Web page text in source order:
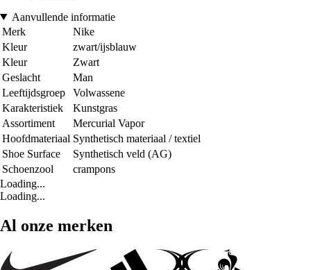
Aanvullende informatie
Merk
Nike
Kleur
zwart/ijsblauw
Kleur
Zwart
Geslacht
Man
Leeftijdsgroep
Volwassene
Karakteristiek
Kunstgras
Assortiment
Mercurial Vapor
Hoofdmateriaal Synthetisch materiaal / textiel
Shoe Surface
Synthetisch veld (AG)
Schoenzool
crampons
Loading...
Loading...
Al onze merken